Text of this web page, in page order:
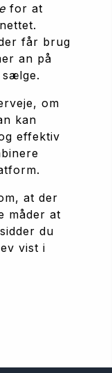
for at
får brug
an på
om
kan
effektiv
at der
måder at
du
vist i